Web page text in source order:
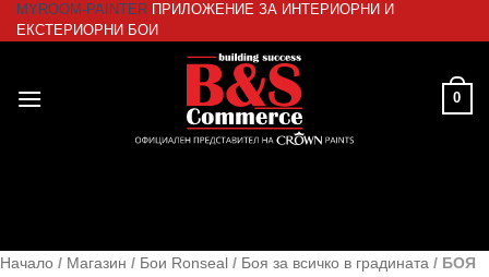
Skip
to
MYROOM-PAINTER ПРИЛОЖЕНИЕ ЗА ИНТЕРИОРНИ И
ЕКСТЕРИОРНИ БОИ
0
Начало / Магазин / Бои Ronseal / Боя за всичко в градината / БОЯ